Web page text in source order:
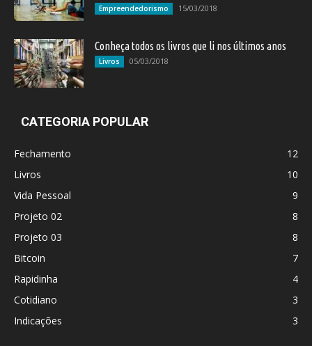
Empreendedorismo 15/03/2018
Conheça todos os livros que li nos últimos anos
Livros 05/03/2018
CATEGORIA POPULAR
Fechamento
12
Livros
10
Vida Pessoal
9
Projeto 02
8
Projeto 03
8
Bitcoin
7
Rapidinha
4
Cotidiano
3
Indicações
3